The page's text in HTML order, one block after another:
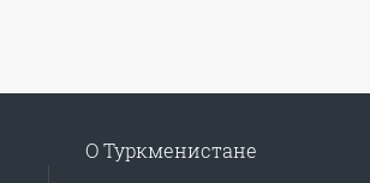
О Туркменистане